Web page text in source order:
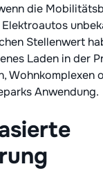
die
Stellenwert
Laden in der
Wohnkomplexen
Anwendung.